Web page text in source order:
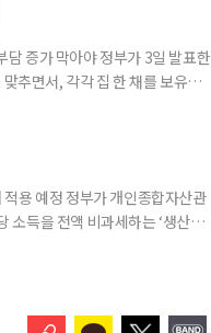
장기화한 데 따른 것이다. 기존에
담 증가 막아야 정부가 3일 발표한
추면서, 각각 집 한 채를 보유한
이혼해 주거와 생계를 분
용 예정 정부가 개인종합자산관
소득을 전액 비과세하는 ‘생산적